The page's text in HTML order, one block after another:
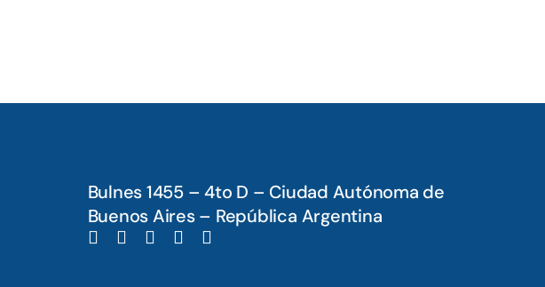
Bulnes 1455 – 4to D – Ciudad Autónoma de
Buenos Aires – República Argentina